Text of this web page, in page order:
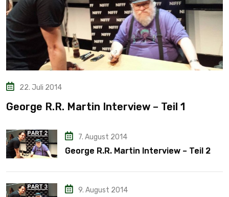
22. Juli 2014
George R.R. Martin Interview – Teil 1
7. August 2014
George R.R. Martin Interview – Teil 2
9. August 2014